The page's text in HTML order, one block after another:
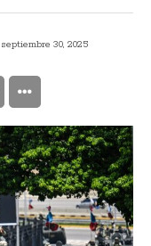
septiembre 30, 2025